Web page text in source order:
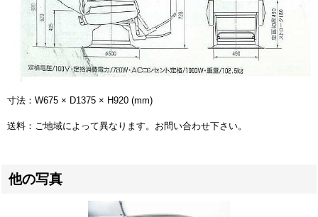
寸法：W675 × D1375 × H920 (mm)
送料：ご地域によって異なります。お問い合わせ下さい。
他の写真